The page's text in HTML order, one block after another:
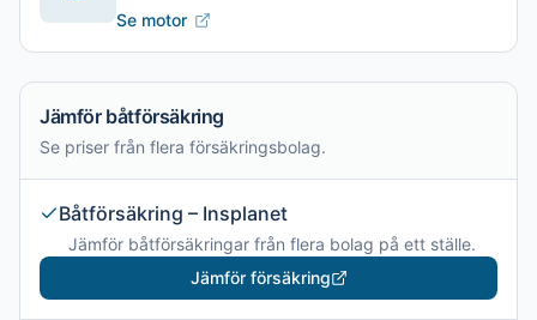
Se motor
Jämför båtförsäkring
Se priser från flera försäkringsbolag.
Båtförsäkring – Insplanet
Jämför båtförsäkringar från flera bolag på ett ställe.
Jämför försäkring